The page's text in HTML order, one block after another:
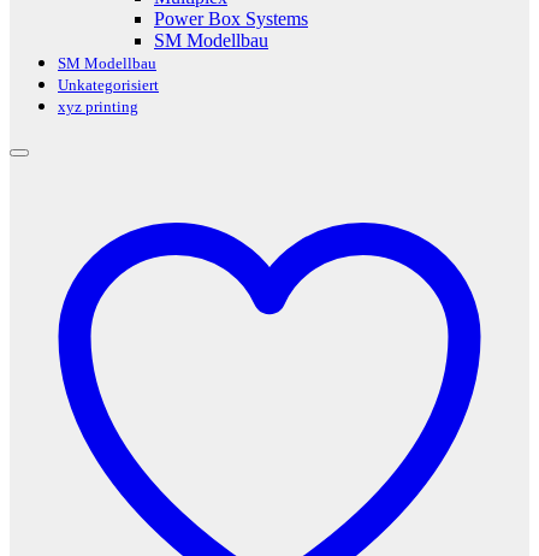
Power Box Systems
SM Modellbau
SM Modellbau
Unkategorisiert
xyz printing